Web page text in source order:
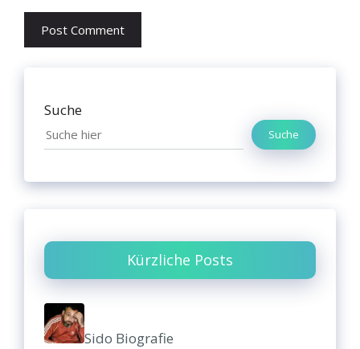
Suche
Suche
Kürzliche Posts
Sido Biografie